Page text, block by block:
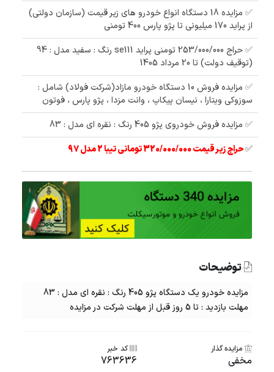
✅ مزایده 18 دستگاه انواع خودرو های زیر قیمت (سازمان دولتی)
از پراید 170 میلیونی تا پژو پارس 400 تومنی
✅ حراج 253/000/000 تومنی پراید se111 رنگ : سفید مدل : 94
(توقیف دولت) تا 20 مرداد 1405
✅ مزایده فروش 10 دستگاه خودرو مازاد(شرکت فولاد) شامل :
سوزوکی ویتارا ، نیسان پیکاپ ، وانت مزدا ، پژو پارس ، فوتون
✅ مزایده فروش خودروی پژو 405 رنگ : نقره ای مدل : 83
✅حراج زیر قیمت 320/000/000 تومانی تیبا 2 مدل 97
توضیحات
مزایده خودرو یک دستگاه پژو 405 رنگ : نقره ای مدل : 83
مهلت بازدید : تا 5 روز قبل از مهلت شرکت در مزایده
مزایده گذار
مخفی
کد خبر
763636